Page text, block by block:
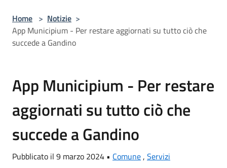
Home > Notizie >
App Municipium - Per restare aggiornati su tutto ciò che
succede a Gandino
App Municipium - Per restare
aggiornati su tutto ciò che
succede a Gandino
Pubblicato il 9 marzo 2024 • Comune, Servizi